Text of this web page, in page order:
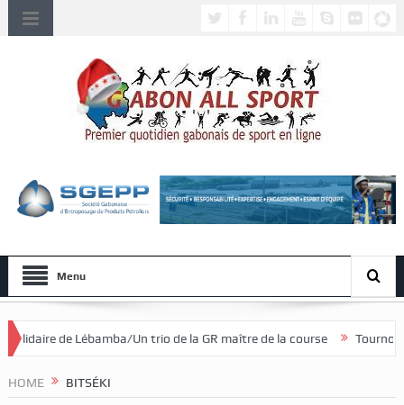
Menu
Un trio de la GR maître de la course Tournoi national féminin
HOME BITSÉKI